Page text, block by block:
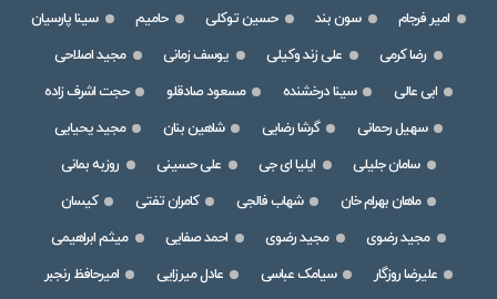
امیر فرجام
سون بند حسین توکلی حامیم
سینا پارسیان
رضا کرمی
علی زند وکیلی یوسف زمانی
مجید اصلاحی
ابی عالی
سینا درخشنده مسعود صادقلو
حجت اشرف زاده
سهیل رحمانی
گرشا رضایی شاهین بنان
مجید یحیایی
سامان جلیلی
ایلیا ای جی علی حسینی
روزبه بمانی
ماهان بهرام خان
شهاب فالجی کامران تفتی
کیسان
مجید رضوی
مجید رضوی احمد صفایی
میثم ابراهیمی
علیرضا روزگار
سیامک عباسی عادل میرزایی
امیرحافظ رنجبر